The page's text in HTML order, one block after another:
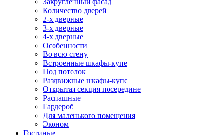
Закругленный фасад
Количество дверей
2-х дверные
3-х дверные
4-х дверные
Особенности
Во всю стену
Встроенные шкафы-купе
Под потолок
Раздвижные шкафы-купе
Открытая секция посередине
Распашные
Гардероб
Для маленького помещения
Эконом
Гостиные